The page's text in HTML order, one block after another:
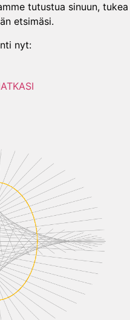
tutustua sinuun, tukea
etsimäsi.
nyt: